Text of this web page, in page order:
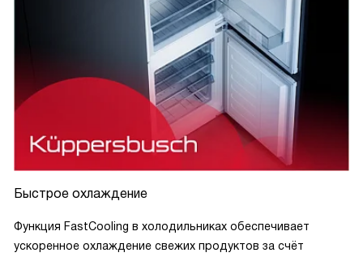
Быстрое охлаждение
Функция FastCooling в холодильниках обеспечивает
ускоренное охлаждение свежих продуктов за счёт